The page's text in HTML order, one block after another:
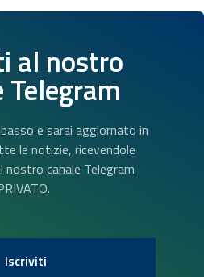
al nostro
Telegram
e sarai aggiornato in
le notizie, ricevendole
canale Telegram
Iscriviti